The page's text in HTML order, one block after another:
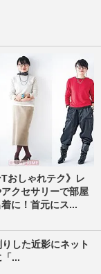
Tおしゃれテク》レ
クセサリーで部屋
に！首元にス...
した近影にネット
...